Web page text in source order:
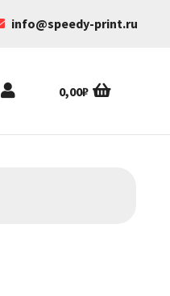
info@speedy-print.ru
0,00₽